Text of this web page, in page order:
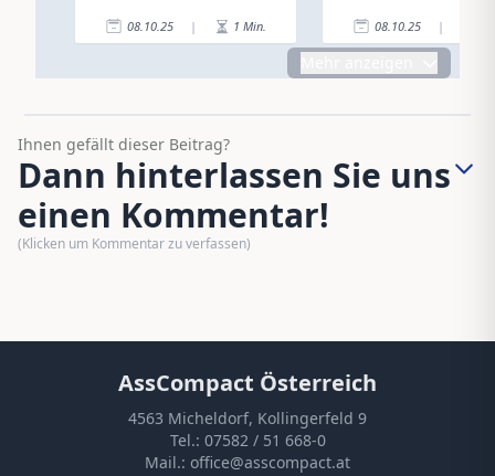
08.10.25 | 1 Min. 08.10.25 |
Ihnen gefällt dieser Beitrag?
Dann hinterlassen Sie uns
einen Kommentar!
(Klicken um Kommentar zu verfassen)
AssCompact Österreich
4563 Micheldorf, Kollingerfeld 9
Tel.: 07582 / 51 668-0
Mail.: office@asscompact.at